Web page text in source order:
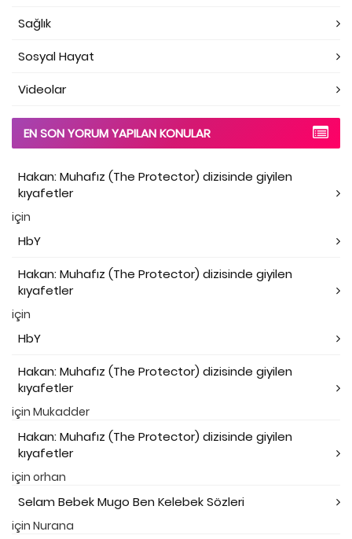
Sağlık
Sosyal Hayat
Videolar
EN SON YORUM YAPILAN KONULAR
Hakan: Muhafız (The Protector) dizisinde giyilen
kıyafetler
için
HbY
Hakan: Muhafız (The Protector) dizisinde giyilen
kıyafetler
için
HbY
Hakan: Muhafız (The Protector) dizisinde giyilen
kıyafetler
için Mukadder
Hakan: Muhafız (The Protector) dizisinde giyilen
kıyafetler
için orhan
Selam Bebek Mugo Ben Kelebek Sözleri
için Nurana